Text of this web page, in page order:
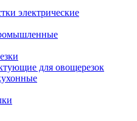
электрические
для овощерезок